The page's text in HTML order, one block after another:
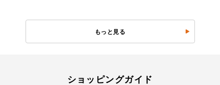
もっと見る
ショッピングガイド